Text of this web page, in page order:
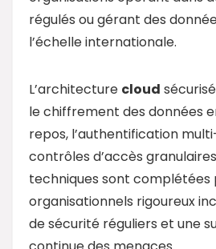
régulés ou gérant des
l’échelle internationale.
L’architecture cloud
le chiffrement des données
repos, l’authentification
contrôles d’accès
techniques sont complétées
organisationnels rigoureux
de sécurité réguliers et une